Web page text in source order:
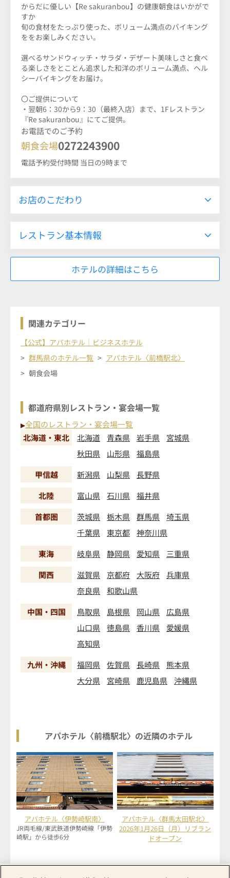
からだに優しい【Re sakuranbou】の健康朝食はいかがで
すか
旬の食材をたっぷり使った、ボリューム満点のバイキング
ををお楽しみください。
選べるサンドウィッチ・サラダ・デザート美味しさと食べ
る楽しさをとことん追求した和洋のボリューム満点、ヘル
シーバイキングをお届け。
〇ご提供について
・翌朝6：30から9：30（最終入店）まで、1Fレストラン
『Re sakuranbou』にてご提供。
お電話でのご予約
朝食会場0272243900
電話予約受付時間 当日の9時まで
お店のこだわり
レストラン基本情報
ホテルの詳細はこちら
関連カテゴリー
【公式】アパホテル｜ビジネスホテル
群馬県のホテル一覧
アパホテル〈前橋駅北〉
朝食会場
都道府県別レストラン・宴会場一覧
▶全国のレストラン・宴会場一覧
北海道・東北
北海道 青森県 岩手県
宮城県
秋田県
山形県
福島県
甲信越
新潟県 山梨県
長野県
北陸
富山県 石川県
福井県
首都圏
茨城県 栃木県 群馬県
埼玉県
千葉県
東京都
神奈川県
東海
岐阜県 静岡県 愛知県
三重県
関西
滋賀県 京都府 大阪府
兵庫県
奈良県
和歌山県
中国・四国
鳥取県 島根県 岡山県
広島県
山口県
徳島県 香川県
愛媛県
高知県
九州・沖縄
福岡県 佐賀県 長崎県
熊本県
大分県
宮崎県 鹿児島県 沖縄県
アパホテル〈前橋駅北〉の近隣のホテル
アパホテル〈伊勢崎駅南〉
JR両毛線/東武鉄道伊勢崎線「伊勢
崎駅」から徒歩6分
アパホテル〈群馬太田駅北〉
2026年1月26日（月）リブラン
ドオープン